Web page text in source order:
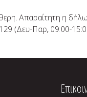
Απαραίτητη η
(Δευ-Παρ, 09:00-